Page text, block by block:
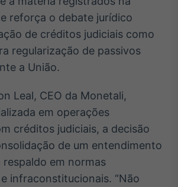
Investimentos
Em breve
de ativos
Em breve
Crédito
reforça o debate jurídico
de créditos judiciais como
regularização de passivos
a União.
Leal, CEO da Monetali,
em operações
créditos judiciais, a decisão
de um entendimento
em normas
infraconstitucionais. “Não